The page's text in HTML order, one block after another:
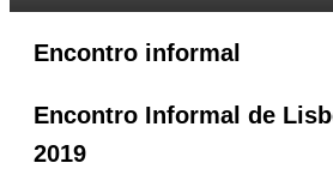
Encontro informal
Encontro Informal de
2019